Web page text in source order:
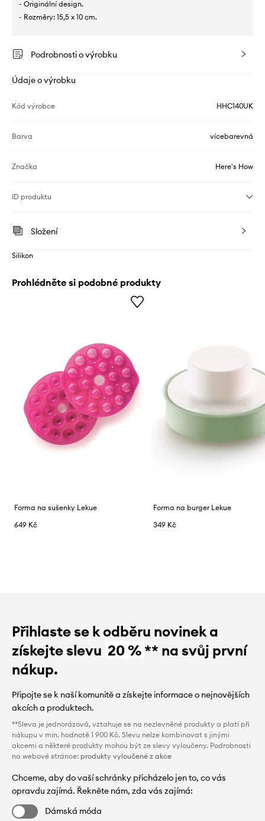
- Originální design.
- Rozměry: 15,5 x 10 cm.
Podrobnosti o výrobku
Údaje o výrobku
Kód výrobce HHC140UK
Barva vícebarevná
Značka Here's How
ID produktu
Složení
Silikon
Prohlédněte si podobné produkty
Forma na sušenky Lekue
649 Kč
Forma na burger Lekue
349 Kč
Přihlaste se k odběru novinek a
získejte slevu 20 %** na svůj první
nákup.
Připojte se k naší komunitě a získejte informace o nejnovějších
akcích a produktech.
**Sleva je jednorázová, vztahuje se na nezlevněné produkty a platí při
nákupu v min. hodnotě 1 900 Kč. Slevu nelze kombinovat s jinými
akcemi a některé produkty mohou být ze slevy vyloučeny. Podrobnosti
na webové stránce: produkty vyloučené z akce
Chceme, aby do vaší schránky přicházelo jen to, co vás
opravdu zajímá. Řekněte nám, zda vás zajímá:
Dámská móda